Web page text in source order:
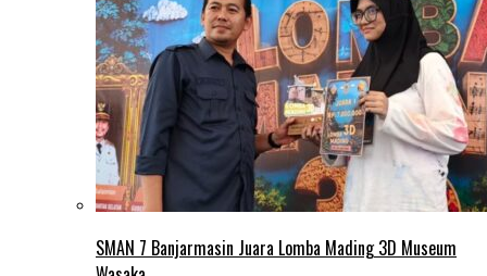
SMAN 7 Banjarmasin Juara Lomba Mading 3D Museum